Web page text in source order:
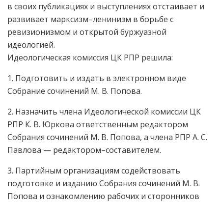
в своих публикациях и выступлениях отстаивает и
развивает марксизм–ленинизм в борьбе с
ревизионизмом и открытой буржуазной
идеологией.
Идеологическая комиссия ЦК РПР решила:
1. Подготовить и издать в электронном виде
Собрание сочинений М. В. Попова.
2. Назначить члена Идеологической комиссии ЦК
РПР К. В. Юркова ответственным редактором
Собрания сочинений М. В. Попова, а члена РПР А. С.
Павлова — редактором–составителем.
3. Партийным организациям содействовать
подготовке и изданию Собрания сочинений М. В.
Попова и ознакомлению рабочих и сторонников